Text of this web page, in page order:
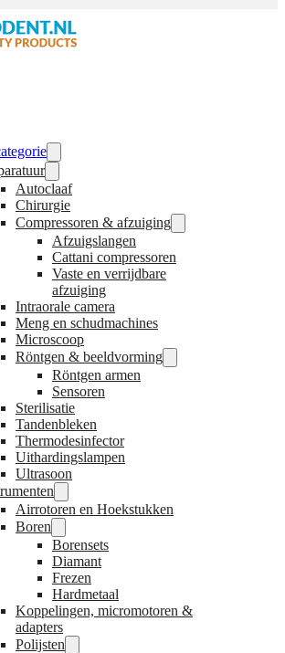
Autoclaaf
Chirurgie
Compressoren & afzuiging
Afzuigslangen
Cattani compressoren
Vaste en verrijdbare
afzuiging
Intraorale camera
Meng en schudmachines
Microscoop
Röntgen & beeldvorming
Röntgen armen
Sensoren
Sterilisatie
Tandenbleken
Thermodesinfector
Uithardingslampen
Ultrasoon
Airrotoren en Hoekstukken
Boren
Borensets
Diamant
Frezen
Hardmetaal
Koppelingen, micromotoren &
adapters
Polijsten